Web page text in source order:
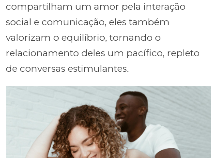
compartilham um amor pela interação
social e comunicação, eles também
valorizam o equilíbrio, tornando o
relacionamento deles um pacífico, repleto
de conversas estimulantes.